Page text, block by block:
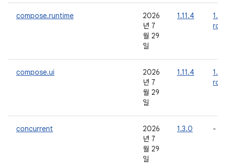
compose.runtime
2026
년 7
월 29
일
1.11.4
compose.ui
2026
년 7
월 29
일
1.11.4
concurrent
2026
년 7
월 29
일
1.3.0 -